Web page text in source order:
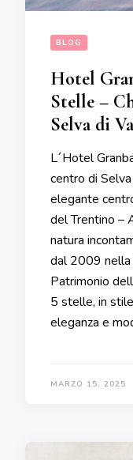
BLOG
Hotel
Stelle –
Selva di
L´Hotel
centro di
elegante
del Trentino –
natura
dal 2009 nella
Patrimonio
5 stelle, in
eleganza e
MARZO 15, 2025